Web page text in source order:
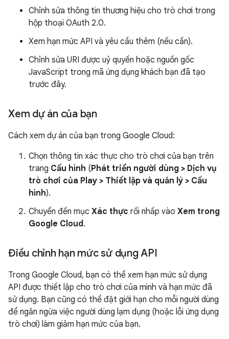
Chỉnh sửa thông tin thương hiệu cho trò chơi trong
hộp thoại OAuth 2.0.
Xem hạn mức API và yêu cầu thêm (nếu cần).
Chỉnh sửa URI được uỷ quyền hoặc nguồn gốc
JavaScript trong mã ứng dụng khách bạn đã tạo
trước đây.
Xem dự án của bạn
Cách xem dự án của bạn trong Google Cloud:
Chọn thông tin xác thực cho trò chơi của bạn trên
trang Cấu hình (Phát triển người dùng > Dịch vụ
trò chơi của Play > Thiết lập và quản lý > Cấu
hình).
Chuyển đến mục Xác thực rồi nhấp vào Xem trong
Google Cloud.
Điều chỉnh hạn mức sử dụng API
Trong Google Cloud, bạn có thể xem hạn mức sử dụng
API được thiết lập cho trò chơi của mình và hạn mức đã
sử dụng. Bạn cũng có thể đặt giới hạn cho mỗi người dùng
để ngăn ngừa việc người dùng lạm dụng (hoặc lỗi ứng dụng
trò chơi) làm giảm hạn mức của bạn.